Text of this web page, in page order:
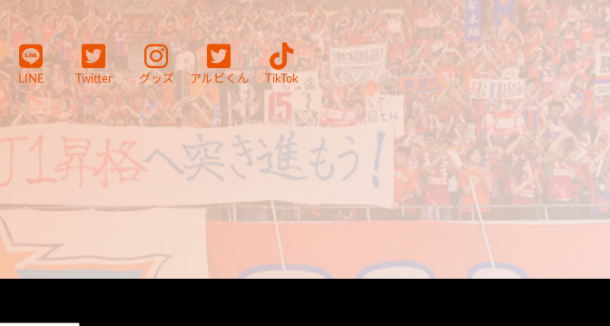
LINE Twitter グッズ アルビくん TikTok